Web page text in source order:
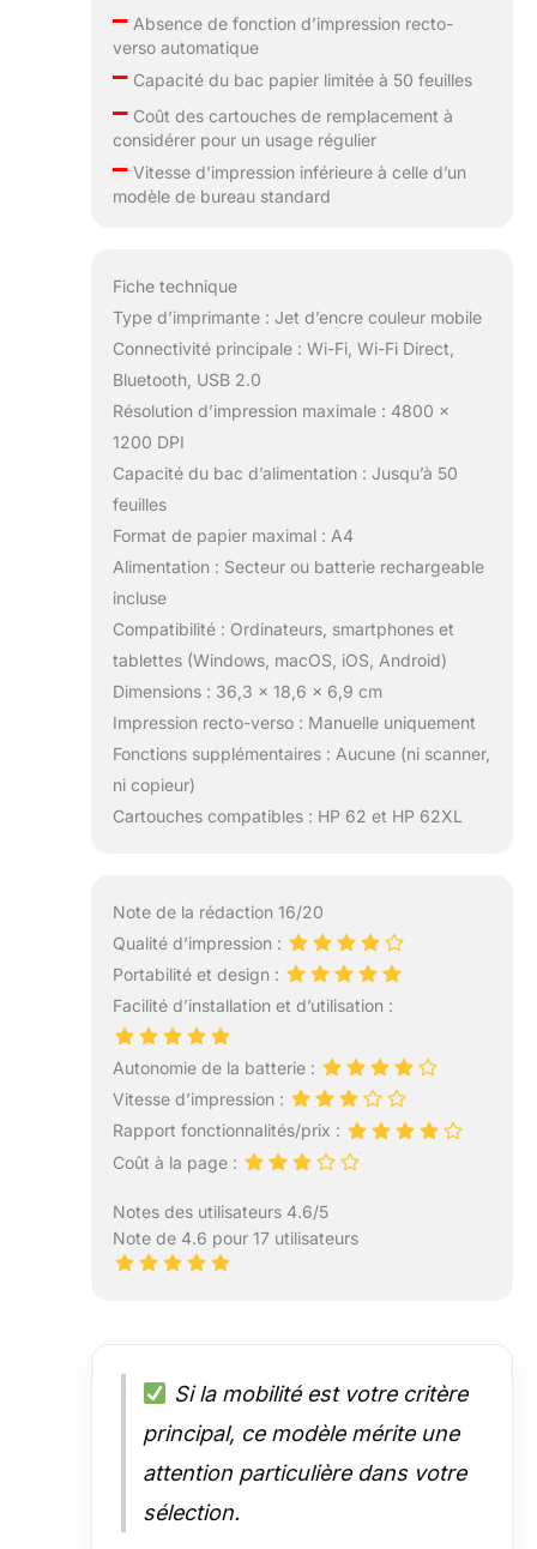
–Absence de fonction d’impression recto-
verso automatique
–Capacité du bac papier limitée à 50 feuilles
–Coût des cartouches de remplacement à
considérer pour un usage régulier
–Vitesse d’impression inférieure à celle d’un
modèle de bureau standard
Fiche technique
Type d’imprimante : Jet d’encre couleur mobile
Connectivité principale : Wi-Fi, Wi-Fi Direct,
Bluetooth, USB 2.0
Résolution d’impression maximale : 4800 x
1200 DPI
Capacité du bac d’alimentation : Jusqu’à 50
feuilles
Format de papier maximal : A4
Alimentation : Secteur ou batterie rechargeable
incluse
Compatibilité : Ordinateurs, smartphones et
tablettes (Windows, macOS, iOS, Android)
Dimensions : 36,3 x 18,6 x 6,9 cm
Impression recto-verso : Manuelle uniquement
Fonctions supplémentaires : Aucune (ni scanner,
ni copieur)
Cartouches compatibles : HP 62 et HP 62XL
Note de la rédaction 16/20
Qualité d’impression :
Portabilité et design :
Facilité d’installation et d’utilisation :
Autonomie de la batterie :
Vitesse d’impression :
Rapport fonctionnalités/prix :
Coût à la page :
Notes des utilisateurs 4.6/5
Note de 4.6 pour 17 utilisateurs
Si la mobilité est votre critère
principal, ce modèle mérite une
attention particulière dans votre
sélection.